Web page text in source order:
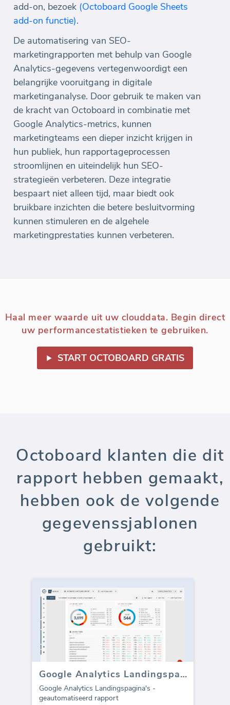
add-on, bezoek (Octoboard Google Sheets
add-on functie).
De automatisering van SEO-
marketingrapporten met behulp van Google
Analytics-gegevens vertegenwoordigt een
belangrijke vooruitgang in digitale
marketinganalyse. Door gebruik te maken van
de kracht van Octoboard in combinatie met
Google Analytics-metrics, kunnen
marketingteams een dieper inzicht krijgen in
hun publiek, hun rapportageprocessen
stroomlijnen en uiteindelijk hun SEO-
strategieën verbeteren. Deze integratie
bespaart niet alleen tijd, maar biedt ook
bruikbare inzichten die betere besluitvorming
kunnen stimuleren en de algehele
marketingprestaties kunnen verbeteren.
Haal meer waarde uit uw clouddata. Begin direct
uw performancestatistieken te gebruiken.
START OCTOBOARD GRATIS
Octoboard klanten die dit
rapport hebben gemaakt,
hebben ook de volgende
gegevenssjablonen
gebruikt:
Google Analytics Landingspagina's (rapport)
Google Analytics Landingspagina's -
geautomatiseerd rapport